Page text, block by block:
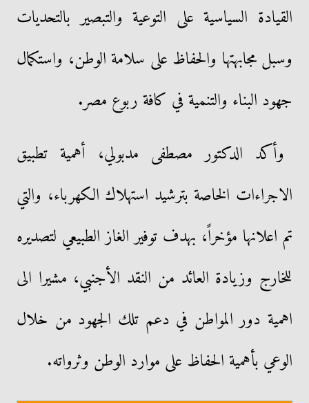
القيادة السياسية على التوعية والتبصير بالتحديات
وسبل مجابهتها والحفاظ على سلامة الوطن، واستكمال
جهود البناء والتنمية في كافة ربوع مصر.
وأكد الدكتور مصطفى مدبولي، أهمية تطبيق
الاجراءات الخاصة بترشيد استهلاك الكهرباء، والتي
تم اعلانها مؤخراً، بهدف توفير الغاز الطبيعي لتصديره
للخارج وزيادة العائد من النقد الأجنبي، مشيرا الى
اهمية دور المواطن في دعم تلك الجهود من خلال
الوعي بأهمية الحفاظ على موارد الوطن وثرواته.